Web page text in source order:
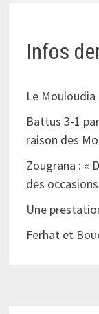
Infos
Le
Battus 3-1
raison des
Zougrana : «
des
Une
Ferhat et